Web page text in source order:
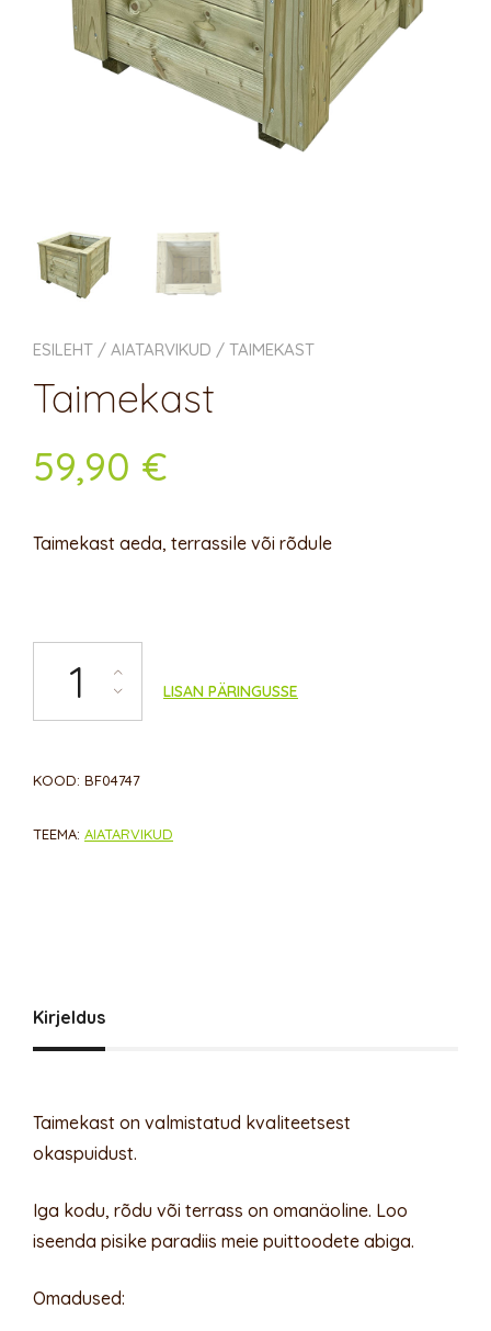
ESILEHT / AIATARVIKUD / TAIMEKAST
Taimekast
59,90 €
Taimekast aeda, terrassile või rõdule
LISAN PÄRINGUSSE
KOOD: BF04747
TEEMA: AIATARVIKUD
Kirjeldus
Taimekast on valmistatud kvaliteetsest
okaspuidust.
Iga kodu, rõdu või terrass on omanäoline. Loo
iseenda pisike paradiis meie puittoodete abiga.
Omadused: